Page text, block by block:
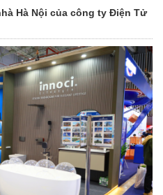
Hà Nội của công ty Điện Tử